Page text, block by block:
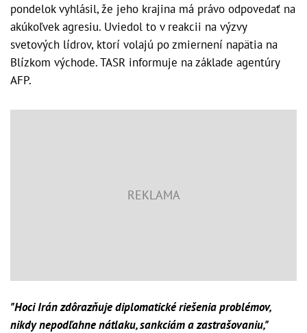
pondelok vyhlásil, že jeho krajina má právo odpovedať na
akúkoľvek agresiu. Uviedol to v reakcii na výzvy
svetových lídrov, ktorí volajú po zmiernení napätia na
Blízkom východe. TASR informuje na základe agentúry
AFP.
"Hoci Irán zdôrazňuje diplomatické riešenia problémov,
nikdy nepodľahne nátlaku, sankciám a zastrašovaniu,"